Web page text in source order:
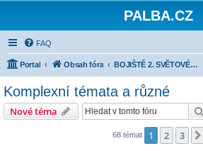
PALBA.CZ
FAQ
Portal Obsah fóra BOJIŠTĚ 2. SVĚTOVÉ VÁLKY
Komplexní témata a různé
Nové téma
68 témat 1 2 3